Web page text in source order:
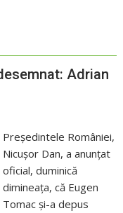
Adrian
Președintele României,
Nicușor Dan, a anunțat
oficial, duminică
dimineața, că Eugen
Tomac și-a depus